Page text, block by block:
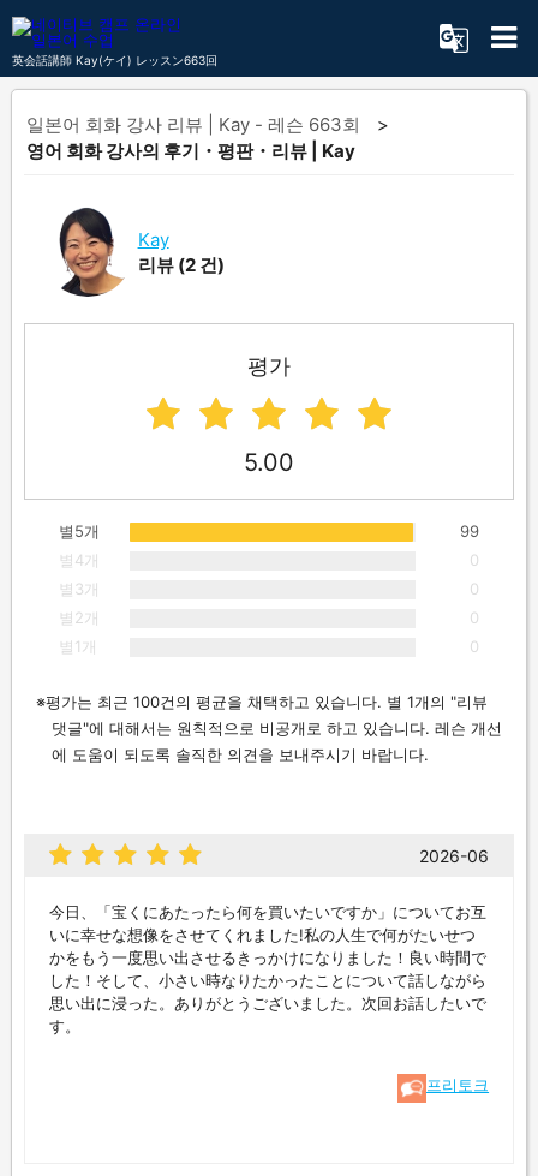
英会話講師 Kay(ケイ) レッスン663回
일본어 회화 강사 리뷰 | Kay - 레슨 663회
영어 회화 강사의 후기・평판・리뷰 | Kay
Kay
리뷰 (2 건)
평가
5.00
별5개
99
별4개
0
별3개
0
별2개
0
별1개
0
평가는 최근 100건의 평균을 채택하고 있습니다. 별 1개의 "리뷰
댓글"에 대해서는 원칙적으로 비공개로 하고 있습니다. 레슨 개선
에 도움이 되도록 솔직한 의견을 보내주시기 바랍니다.
2026-06
今日、「宝くにあたったら何を買いたいですか」についてお互
いに幸せな想像をさせてくれました!私の人生で何がたいせつ
かをもう一度思い出させるきっかけになりました！良い時間で
した！そして、小さい時なりたかったことについて話しながら
思い出に浸った。ありがとうございました。次回お話したいで
す。
프리토크